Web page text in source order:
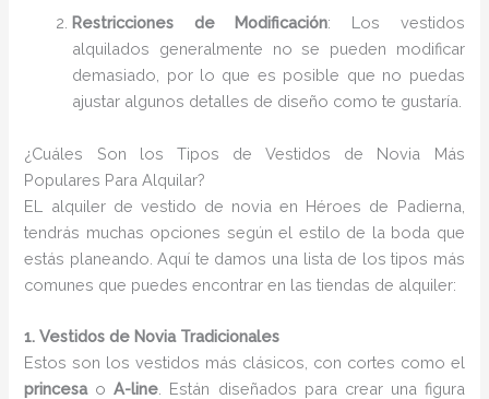
Restricciones de Modificación: Los vestidos
alquilados generalmente no se pueden modificar
demasiado, por lo que es posible que no puedas
ajustar algunos detalles de diseño como te gustaría.
¿Cuáles Son los Tipos de Vestidos de Novia Más
Populares Para Alquilar?
EL alquiler de vestido de novia en Héroes de Padierna,
tendrás muchas opciones según el estilo de la boda que
estás planeando. Aquí te damos una lista de los tipos más
comunes que puedes encontrar en las tiendas de alquiler:
1. Vestidos de Novia Tradicionales
Estos son los vestidos más clásicos, con cortes como el
princesaoA-line . Están diseñados para crear una figura